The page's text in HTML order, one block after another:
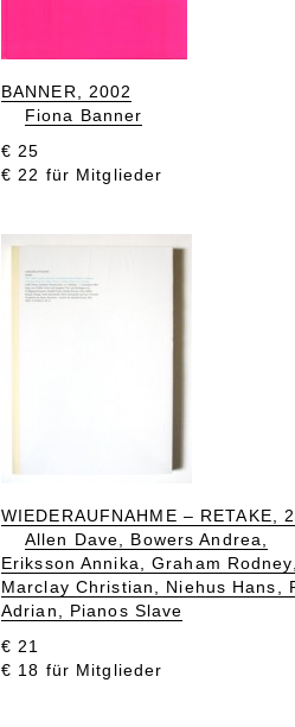
BANNER, 2002
Fiona Banner
€ 25
€ 22 für Mitglieder
WIEDERAUFNAHME – RETAKE,
Allen Dave, Bowers Andrea,
Eriksson Annika, Graham
Marclay Christian, Niehus Hans,
Adrian, Pianos Slave
€ 21
€ 18 für Mitglieder